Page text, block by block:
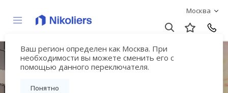
Москва
Ваш регион определен как Москва. При
необходимости вы можете сменить его с
помощью данного переключателя.
Понятно
Мультиквартал
«ВЕЕР»